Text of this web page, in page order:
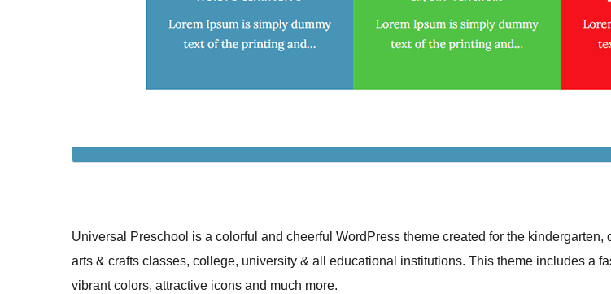
Universal Preschool is a colorful and cheerful WordPress theme created for the kindergarten,
arts & crafts classes, college, university & all educational institutions. This theme includes a
vibrant colors, attractive icons and much more.